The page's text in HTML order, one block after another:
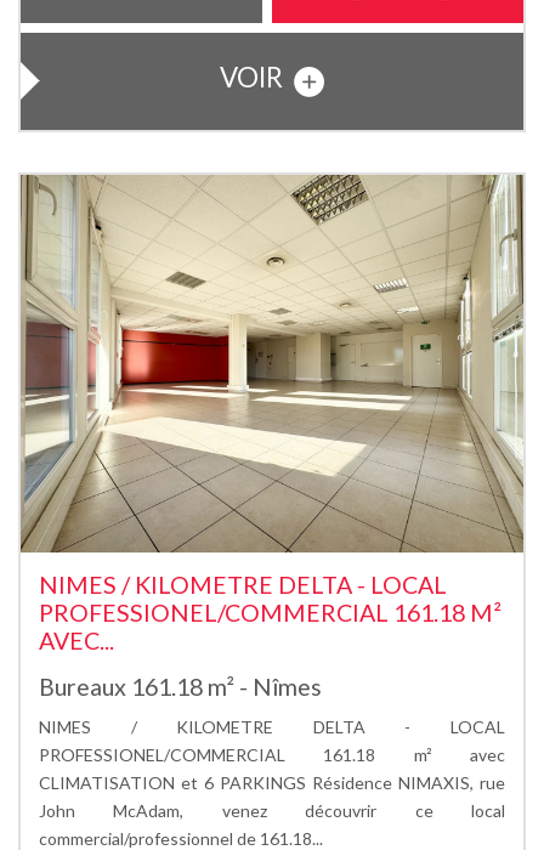
VOIR
NIMES / KILOMETRE DELTA - LOCAL
PROFESSIONEL/COMMERCIAL 161.18 M²
AVEC...
Bureaux 161.18 m² - Nîmes
NIMES / KILOMETRE DELTA - LOCAL
PROFESSIONEL/COMMERCIAL 161.18 m² avec
CLIMATISATION et 6 PARKINGS Résidence NIMAXIS, rue
John McAdam, venez découvrir ce local
commercial/professionnel de 161.18...